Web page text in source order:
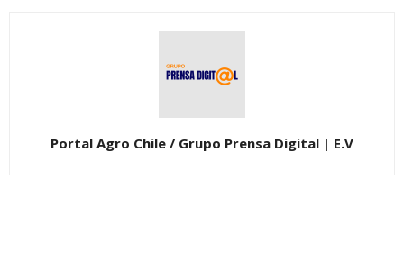
Portal Agro Chile / Grupo Prensa Digital | E.V